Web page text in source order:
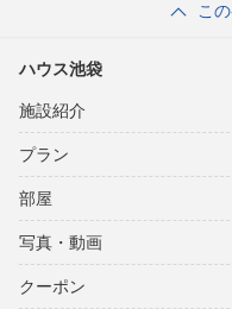
こ
ハウス池袋
施設紹介
プラン
部屋
写真・動画
クーポン